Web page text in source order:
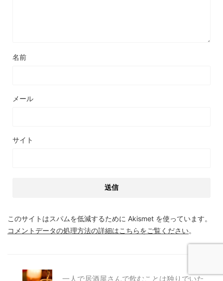
名前
メール
サイト
このサイトはスパムを低減するために Akismet を使っています。
コメントデータの処理方法の詳細はこちらをご覧ください。
一人で居酒屋さんで飲むことは独りでいた